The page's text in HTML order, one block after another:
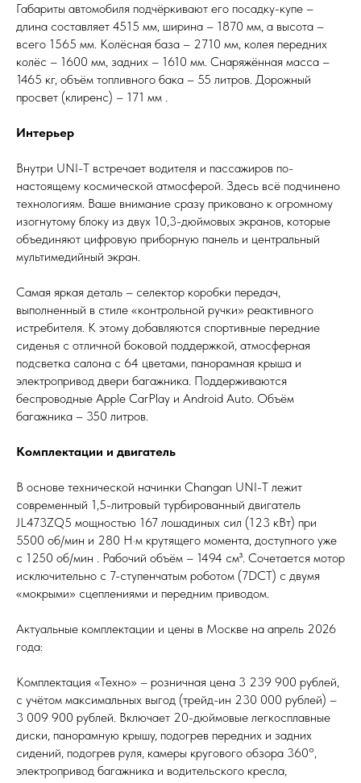
Габариты автомобиля подчёркивают его посадку-купе –
длина составляет 4515 мм, ширина – 1870 мм, а высота –
всего 1565 мм. Колёсная база – 2710 мм, колея передних
колёс – 1600 мм, задних – 1610 мм. Снаряжённая масса –
1465 кг, объём топливного бака – 55 литров. Дорожный
просвет (клиренс) – 171 мм .
Интерьер
Внутри UNI-T встречает водителя и пассажиров по-
настоящему космической атмосферой. Здесь всё подчинено
технологиям. Ваше внимание сразу приковано к огромному
изогнутому блоку из двух 10,3-дюймовых экранов, которые
объединяют цифровую приборную панель и центральный
мультимедийный экран.
Самая яркая деталь – селектор коробки передач,
выполненный в стиле «контрольной ручки» реактивного
истребителя. К этому добавляются спортивные передние
сиденья с отличной боковой поддержкой, атмосферная
подсветка салона с 64 цветами, панорамная крыша и
электропривод двери багажника. Поддерживаются
беспроводные Apple CarPlay и Android Auto. Объём
багажника – 350 литров.
Комплектации и двигатель
В основе технической начинки Changan UNI-T лежит
современный 1,5-литровый турбированный двигатель
JL473ZQ5 мощностью 167 лошадиных сил (123 кВт) при
5500 об/мин и 280 Н·м крутящего момента, доступного уже
с 1250 об/мин . Рабочий объём – 1494 см³. Сочетается мотор
исключительно с 7-ступенчатым роботом (7DCT) с двумя
«мокрыми» сцеплениями и передним приводом.
Актуальные комплектации и цены в Москве на апрель 2026
года:
Комплектация «Техно» – розничная цена 3 239 900 рублей,
с учётом максимальных выгод (трейд-ин 230 000 рублей) –
3 009 900 рублей. Включает 20-дюймовые легкосплавные
диски, панорамную крышу, подогрев передних и задних
сидений, подогрев руля, камеры кругового обзора 360°,
электропривод багажника и водительского кресла,